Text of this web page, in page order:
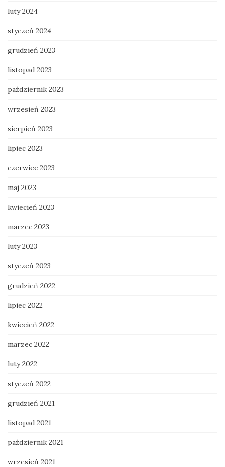
luty 2024
styczeń 2024
grudzień 2023
listopad 2023
październik 2023
wrzesień 2023
sierpień 2023
lipiec 2023
czerwiec 2023
maj 2023
kwiecień 2023
marzec 2023
luty 2023
styczeń 2023
grudzień 2022
lipiec 2022
kwiecień 2022
marzec 2022
luty 2022
styczeń 2022
grudzień 2021
listopad 2021
październik 2021
wrzesień 2021